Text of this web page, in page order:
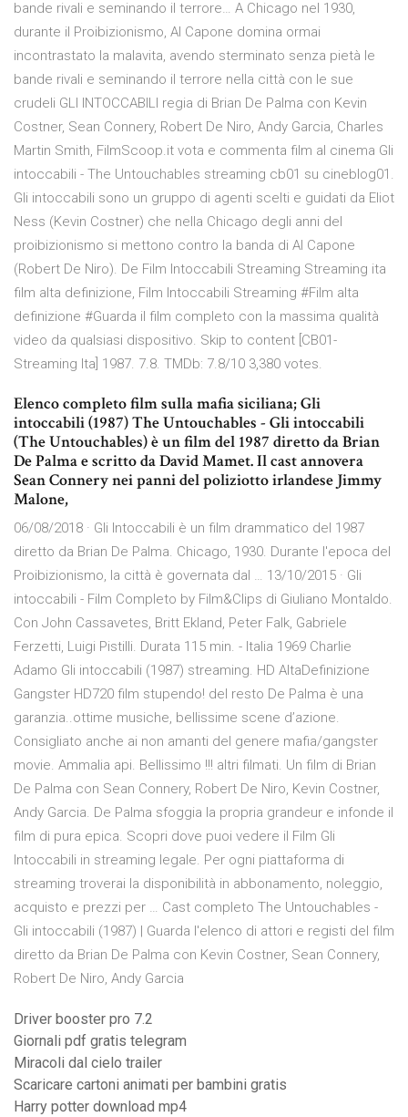
bande rivali e seminando il terrore… A Chicago nel 1930,
durante il Proibizionismo, Al Capone domina ormai
incontrastato la malavita, avendo sterminato senza pietà le
bande rivali e seminando il terrore nella città con le sue
crudeli GLI INTOCCABILI regia di Brian De Palma con Kevin
Costner, Sean Connery, Robert De Niro, Andy Garcia, Charles
Martin Smith, FilmScoop.it vota e commenta film al cinema Gli
intoccabili - The Untouchables streaming cb01 su cineblog01.
Gli intoccabili sono un gruppo di agenti scelti e guidati da Eliot
Ness (Kevin Costner) che nella Chicago degli anni del
proibizionismo si mettono contro la banda di Al Capone
(Robert De Niro). De Film Intoccabili Streaming Streaming ita
film alta definizione, Film Intoccabili Streaming #Film alta
definizione #Guarda il film completo con la massima qualità
video da qualsiasi dispositivo. Skip to content [CB01-
Streaming Ita] 1987. 7.8. TMDb: 7.8/10 3,380 votes.
Elenco completo film sulla mafia siciliana; Gli
intoccabili (1987) The Untouchables - Gli intoccabili
(The Untouchables) è un film del 1987 diretto da Brian
De Palma e scritto da David Mamet. Il cast annovera
Sean Connery nei panni del poliziotto irlandese Jimmy
Malone,
06/08/2018 · Gli Intoccabili è un film drammatico del 1987
diretto da Brian De Palma. Chicago, 1930. Durante l'epoca del
Proibizionismo, la città è governata dal … 13/10/2015 · Gli
intoccabili - Film Completo by Film&Clips di Giuliano Montaldo.
Con John Cassavetes, Britt Ekland, Peter Falk, Gabriele
Ferzetti, Luigi Pistilli. Durata 115 min. - Italia 1969 Charlie
Adamo Gli intoccabili (1987) streaming. HD AltaDefinizione
Gangster HD720 film stupendo! del resto De Palma è una
garanzia..ottime musiche, bellissime scene d’azione.
Consigliato anche ai non amanti del genere mafia/gangster
movie. Ammalia api. Bellissimo !!! altri filmati. Un film di Brian
De Palma con Sean Connery, Robert De Niro, Kevin Costner,
Andy Garcia. De Palma sfoggia la propria grandeur e infonde il
film di pura epica. Scopri dove puoi vedere il Film Gli
Intoccabili in streaming legale. Per ogni piattaforma di
streaming troverai la disponibilità in abbonamento, noleggio,
acquisto e prezzi per … Cast completo The Untouchables -
Gli intoccabili (1987) | Guarda l'elenco di attori e registi del film
diretto da Brian De Palma con Kevin Costner, Sean Connery,
Robert De Niro, Andy Garcia
Driver booster pro 7.2
Giornali pdf gratis telegram
Miracoli dal cielo trailer
Scaricare cartoni animati per bambini gratis
Harry potter download mp4